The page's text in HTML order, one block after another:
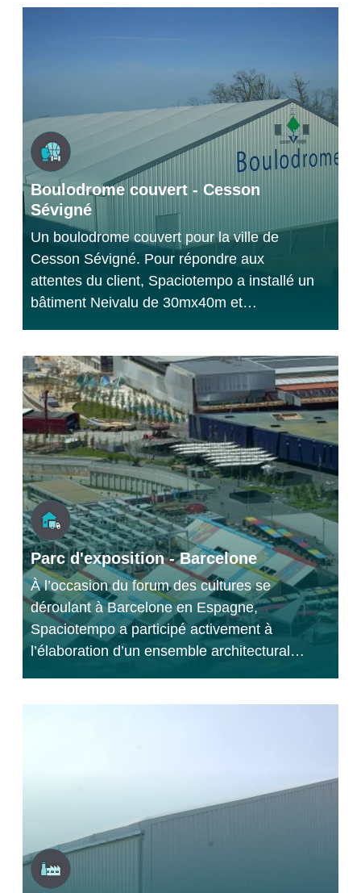
Boulodrome couvert - Cesson
Sévigné
Un boulodrome couvert pour la ville de
Cesson Sévigné. Pour répondre aux
attentes du client, Spaciotempo a installé un
bâtiment Neivalu de 30mx40m et…
Parc d'exposition - Barcelone
À l’occasion du forum des cultures se
déroulant à Barcelone en Espagne,
Spaciotempo a participé activement à
l’élaboration d’un ensemble architectural…